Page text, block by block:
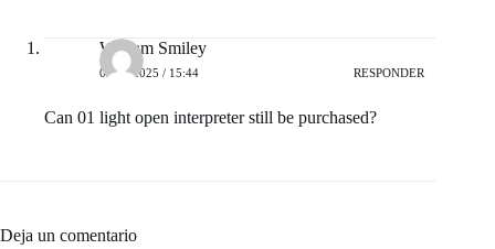
William Smiley
02/07/2025 / 15:44 RESPONDER
Can 01 light open interpreter still be purchased?
Deja un comentario